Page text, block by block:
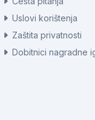
Uslovi korištenja
Zaštita privatnosti
Dobitnici nagradne